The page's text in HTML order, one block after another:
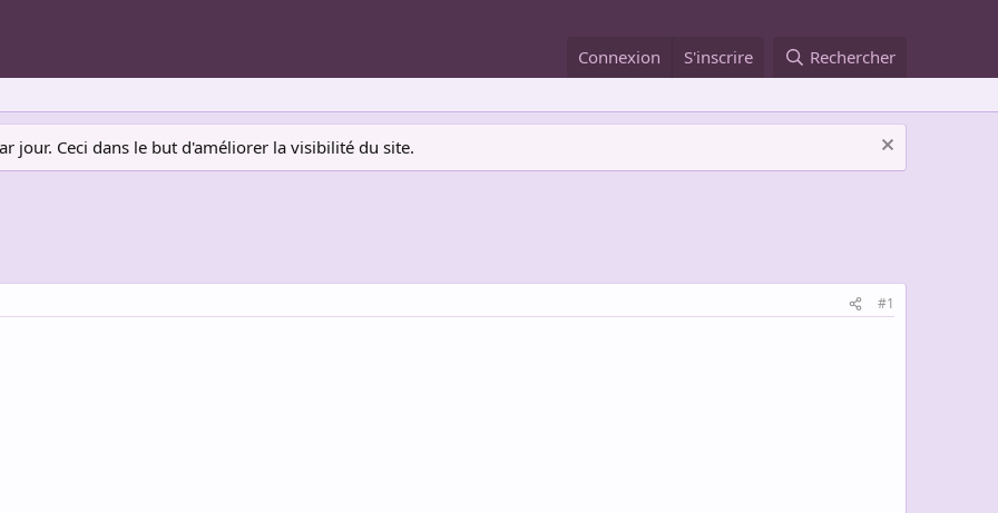
Connexion S'inscrire Rechercher
jour. Ceci dans le but d'améliorer la visibilité du site.
#1